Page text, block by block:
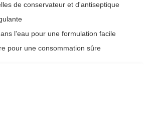
de conservateur et d'antiseptique
l'eau pour une formulation facile
pour une consommation sûre